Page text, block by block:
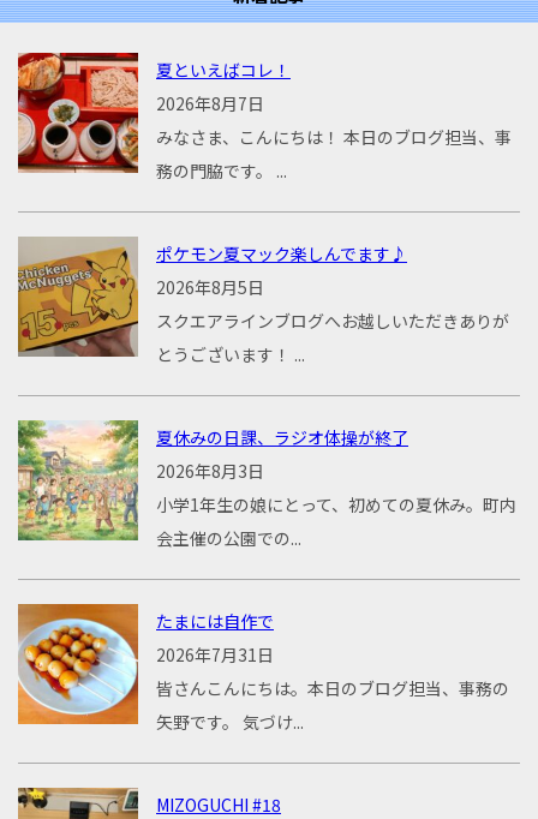
夏といえばコレ！
2026年8月7日
みなさま、こんにちは！ 本日のブログ担当、事
務の門脇です。 ...
ポケモン夏マック楽しんでます♪
2026年8月5日
スクエアラインブログへお越しいただきありが
とうございます！ ...
夏休みの日課、ラジオ体操が終了
2026年8月3日
小学1年生の娘にとって、初めての夏休み。町内
会主催の公園での...
たまには自作で
2026年7月31日
皆さんこんにちは。本日のブログ担当、事務の
矢野です。 気づけ...
MIZOGUCHI #18